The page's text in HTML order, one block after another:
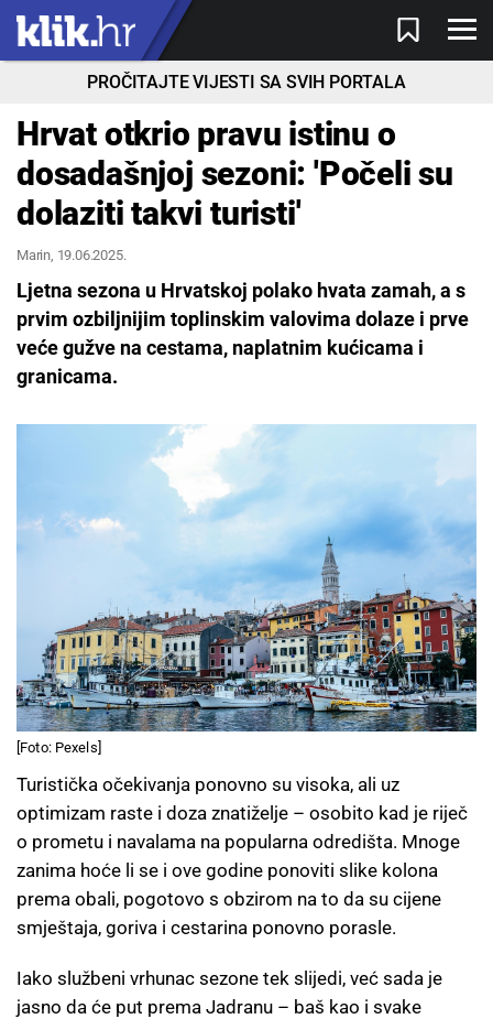
PROČITAJTE VIJESTI SA SVIH PORTALA
Hrvat otkrio pravu istinu o
dosadašnjoj sezoni: 'Počeli su
dolaziti takvi turisti'
Marin, 19.06.2025.
Ljetna sezona u Hrvatskoj polako hvata zamah, a s
prvim ozbiljnijim toplinskim valovima dolaze i prve
veće gužve na cestama, naplatnim kućicama i
granicama.
[Foto: Pexels]
Turistička očekivanja ponovno su visoka, ali uz
optimizam raste i doza znatiželje – osobito kad je riječ
o prometu i navalama na popularna odredišta. Mnoge
zanima hoće li se i ove godine ponoviti slike kolona
prema obali, pogotovo s obzirom na to da su cijene
smještaja, goriva i cestarina ponovno porasle.
Iako službeni vrhunac sezone tek slijedi, već sada je
jasno da će put prema Jadranu – baš kao i svake